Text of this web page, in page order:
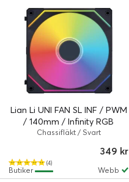
Lian Li UNI FAN SL INF / PWM
/ 140mm / Infinity RGB
Chassifläkt / Svart
(4)
349 kr
Webb
Butiker